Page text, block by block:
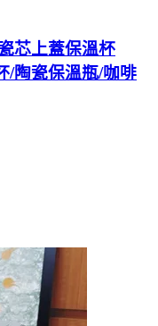
芯上蓋保溫杯
/陶瓷保溫瓶/咖啡